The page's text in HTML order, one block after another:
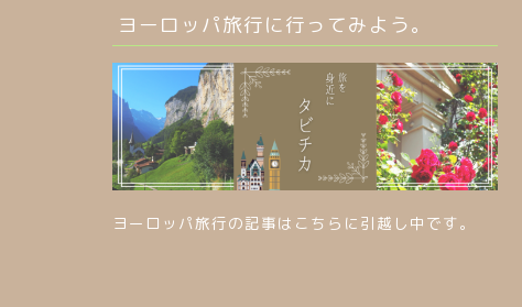
ヨーロッパ旅行に行ってみよう。
ヨーロッパ旅行の記事はこちらに引越し中です。